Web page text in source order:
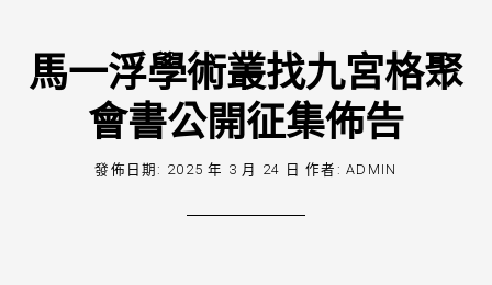
馬一浮學術叢找九宮格聚
會書公開征集佈告
發佈日期: 2025 年 3 月 24 日 作者:ADMIN